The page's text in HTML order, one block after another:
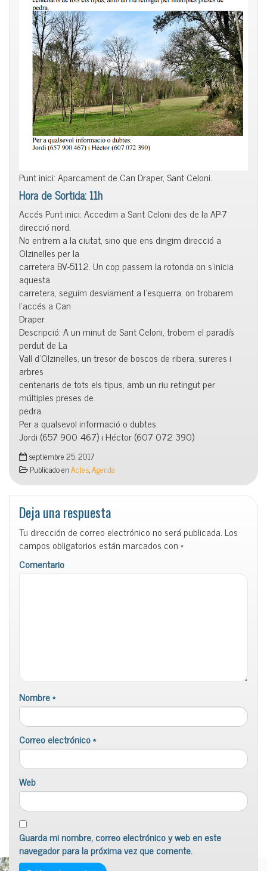
Punt inici: Aparcament de Can Draper, Sant Celoni.
Hora de Sortida: 11h
Accés Punt inici: Accedim a Sant Celoni des de la AP-7
direcció nord.
No entrem a la ciutat, sino que ens dirigim direcció a
Olzinelles per la
carretera BV-5112. Un cop passem la rotonda on s’inicia
aquesta
carretera, seguim desviament a l’esquerra, on trobarem
l’accés a Can
Draper.
Descripció: A un minut de Sant Celoni, trobem el paradís
perdut de La
Vall d’Olzinelles, un tresor de boscos de ribera, sureres i
arbres
centenaris de tots els tipus, amb un riu retingut per
múltiples preses de
pedra.
Per a qualsevol informació o dubtes:
Jordi (657 900 467) i Héctor (607 072 390)
septiembre 25, 2017
Publicado enActes,Agenda
Deja una respuesta
Tu dirección de correo electrónico no será publicada. Los
campos obligatorios están marcados con*
Comentario
Nombre*
Correo electrónico*
Web
Guarda mi nombre, correo electrónico y web en este
navegador para la próxima vez que comente.